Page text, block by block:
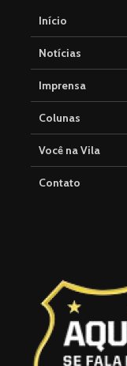
Início
Notícias
Imprensa
Colunas
Você na Vila
Contato